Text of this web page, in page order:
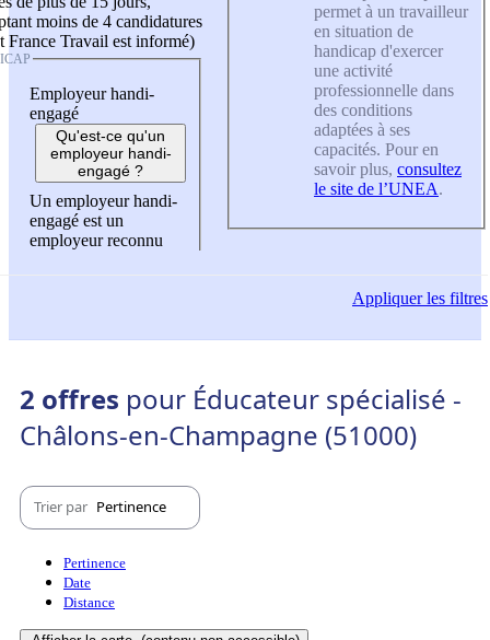
moins de 4 candidatures
France Travail est informé)
Employeur handi-
engagé
Qu'est-ce qu'un
employeur handi-
engagé ?
Un employeur handi-
engagé est un
employeur reconnu
permet à un travailleur
en situation de
handicap d'exercer
une activité
professionnelle dans
des conditions
adaptées à ses
capacités. Pour en
savoir plus, consultez
le site de l’UNEA.
Appliquerles filtres
2 offres pour Éducateur spécialisé -
Châlons-en-Champagne (51000)
Trier par Pertinence
Pertinence
Date
Distance